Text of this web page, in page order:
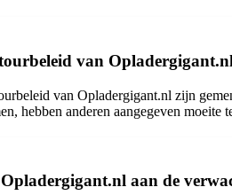
van
van Opladergigant.nl zijn
hebben anderen aangegeven
aan de